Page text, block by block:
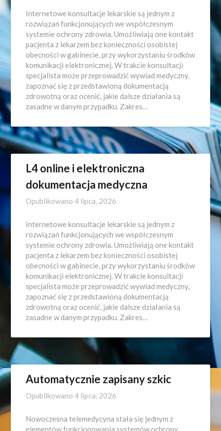
Internetowe konsultacje lekarskie są jednym z
rozwiązań funkcjonujących we współczesnym
systemie ochrony zdrowia. Umożliwiają one kontakt
pacjenta z lekarzem bez konieczności osobistej
obecności w gabinecie, przy wykorzystaniu środków
komunikacji elektronicznej. W trakcie konsultacji
specjalista może przeprowadzić wywiad medyczny,
zapoznać się z przedstawioną dokumentacją
zdrowotną oraz ocenić, jakie dalsze działania są
zasadne w danym przypadku. Zakres…
L4 online i elektroniczna
dokumentacja medyczna
Opublikowano4 lipca, 2026
Internetowe konsultacje lekarskie są jednym z
rozwiązań funkcjonujących we współczesnym
systemie ochrony zdrowia. Umożliwiają one kontakt
pacjenta z lekarzem bez konieczności osobistej
obecności w gabinecie, przy wykorzystaniu środków
komunikacji elektronicznej. W trakcie konsultacji
specjalista może przeprowadzić wywiad medyczny,
zapoznać się z przedstawioną dokumentacją
zdrowotną oraz ocenić, jakie dalsze działania są
zasadne w danym przypadku. Zakres…
Automatycznie zapisany szkic
Opublikowano4 lipca, 2026
Nowoczesna telemedycyna stała się jednym z
elementów funkcjonowania systemów ochrony